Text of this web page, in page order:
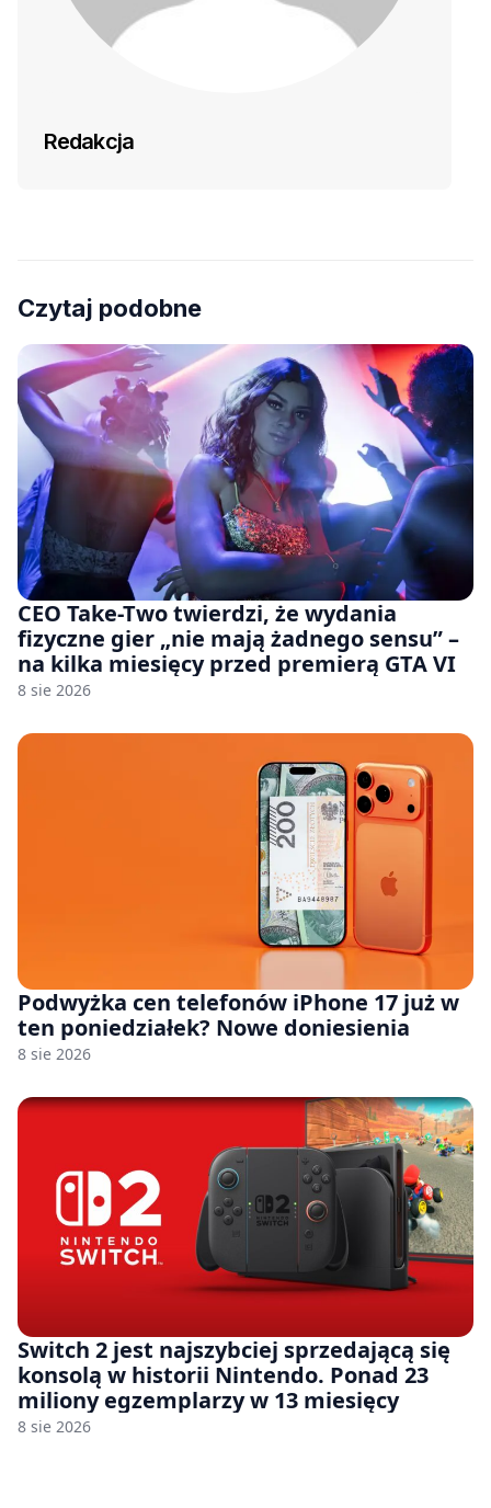
Redakcja
Czytaj podobne
CEO Take-Two twierdzi, że wydania
fizyczne gier „nie mają żadnego sensu” –
na kilka miesięcy przed premierą GTA VI
8 sie 2026
Podwyżka cen telefonów iPhone 17 już w
ten poniedziałek? Nowe doniesienia
8 sie 2026
Switch 2 jest najszybciej sprzedającą się
konsolą w historii Nintendo. Ponad 23
miliony egzemplarzy w 13 miesięcy
8 sie 2026